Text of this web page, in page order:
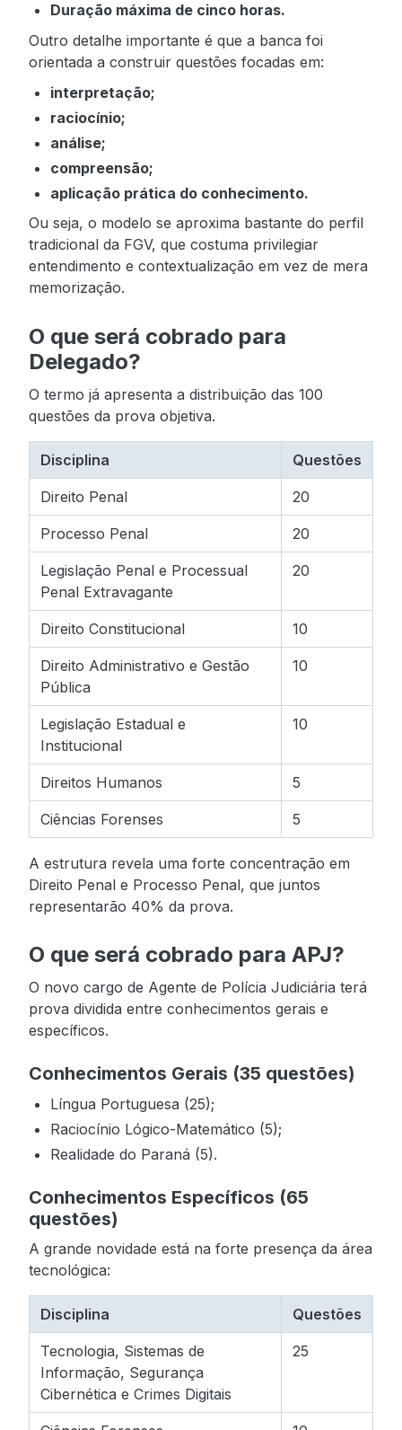
Duração máxima de cinco horas.
Outro detalhe importante é que a banca foi
orientada a construir questões focadas em:
interpretação;
raciocínio;
análise;
compreensão;
aplicação prática do conhecimento.
Ou seja, o modelo se aproxima bastante do perfil
tradicional da FGV, que costuma privilegiar
entendimento e contextualização em vez de mera
memorização.
O que será cobrado para
Delegado?
O termo já apresenta a distribuição das 100
questões da prova objetiva.
Disciplina Questões
Direito Penal 20
Processo Penal 20
Legislação Penal e Processual
Penal Extravagante
20
Direito Constitucional 10
Direito Administrativo e Gestão
Pública
10
Legislação Estadual e
Institucional
10
Direitos Humanos 5
Ciências Forenses 5
A estrutura revela uma forte concentração em
Direito Penal e Processo Penal, que juntos
representarão 40% da prova.
O que será cobrado para APJ?
O novo cargo de Agente de Polícia Judiciária terá
prova dividida entre conhecimentos gerais e
específicos.
Conhecimentos Gerais (35 questões)
Língua Portuguesa (25);
Raciocínio Lógico-Matemático (5);
Realidade do Paraná (5).
Conhecimentos Específicos (65
questões)
A grande novidade está na forte presença da área
tecnológica:
Disciplina Questões
Tecnologia, Sistemas de
Informação, Segurança
Cibernética e Crimes Digitais
25